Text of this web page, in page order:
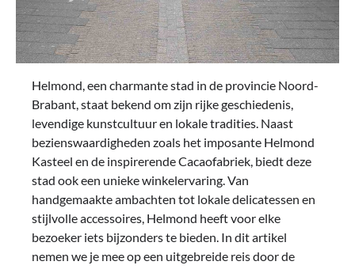
Helmond, een charmante stad in de provincie Noord-
Brabant, staat bekend om zijn rijke geschiedenis,
levendige kunstcultuur en lokale tradities. Naast
bezienswaardigheden zoals het imposante Helmond
Kasteel en de inspirerende Cacaofabriek, biedt deze
stad ook een unieke winkelervaring. Van
handgemaakte ambachten tot lokale delicatessen en
stijlvolle accessoires, Helmond heeft voor elke
bezoeker iets bijzonders te bieden. In dit artikel
nemen we je mee op een uitgebreide reis door de